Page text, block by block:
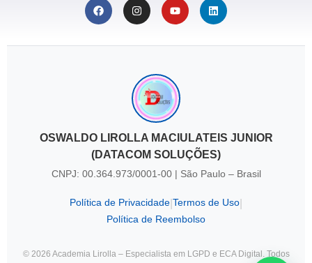
OSWALDO LIROLLA MACIULATEIS JUNIOR
(DATACOM SOLUÇÕES)
CNPJ: 00.364.973/0001-00 | São Paulo – Brasil
Política de Privacidade Termos de Uso
Política de Reembolso
© 2026 Academia Lirolla – Especialista em LGPD e ECA Digital. Todos